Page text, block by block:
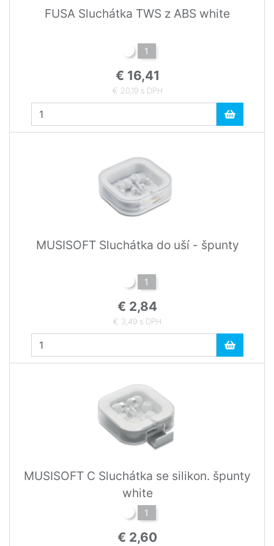
FUSA Sluchátka TWS z ABS white
1
€ 16,41
€ 20,19 s DPH
MUSISOFT Sluchátka do uší - špunty
1
€ 2,84
€ 3,49 s DPH
MUSISOFT C Sluchátka se silikon. špunty
white
1
€ 2,60